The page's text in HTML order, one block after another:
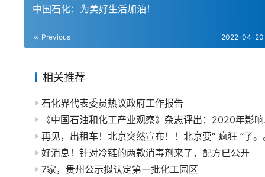
中国石化：为美好生活加油！
Previous 2022-04-20
相关推荐
石化界代表委员热议政府工作报告
《中
再见，出租车！北京突然宣布！！北京要“ 疯狂 ”了。
好消息！针对冷链的两款消毒剂来了，配方已公开
7家，贵州公示拟认定第一批化工园区